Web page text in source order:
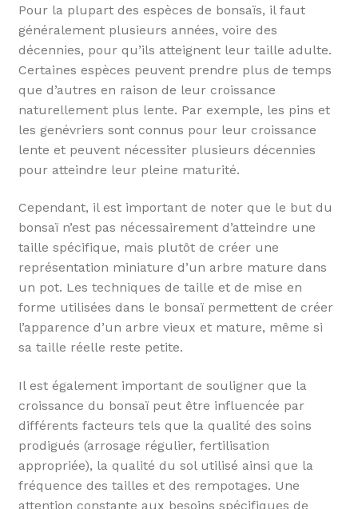
Pour la plupart des espèces de bonsaïs, il faut
généralement plusieurs années, voire des
décennies, pour qu’ils atteignent leur taille adulte.
Certaines espèces peuvent prendre plus de temps
que d’autres en raison de leur croissance
naturellement plus lente. Par exemple, les pins et
les genévriers sont connus pour leur croissance
lente et peuvent nécessiter plusieurs décennies
pour atteindre leur pleine maturité.
Cependant, il est important de noter que le but du
bonsaï n’est pas nécessairement d’atteindre une
taille spécifique, mais plutôt de créer une
représentation miniature d’un arbre mature dans
un pot. Les techniques de taille et de mise en
forme utilisées dans le bonsaï permettent de créer
l’apparence d’un arbre vieux et mature, même si
sa taille réelle reste petite.
Il est également important de souligner que la
croissance du bonsaï peut être influencée par
différents facteurs tels que la qualité des soins
prodigués (arrosage régulier, fertilisation
appropriée), la qualité du sol utilisé ainsi que la
fréquence des tailles et des rempotages. Une
attention constante aux besoins spécifiques de